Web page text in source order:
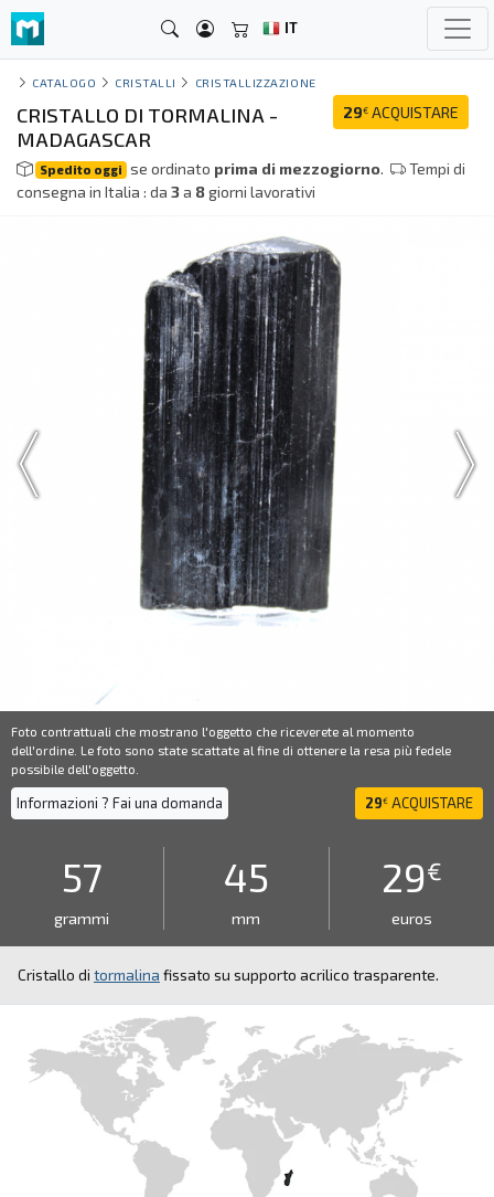
IT
CATALOGO CRISTALLI CRISTALLIZZAZIONE
29€ ACQUISTARE
CRISTALLO DI TORMALINA -
MADAGASCAR
Spedito oggi se ordinato prima di mezzogiorno.
Tempi di
consegna in Italia : da 3a 8giorni lavorativi
Foto contrattuali che mostrano l'oggetto che riceverete al momento
dell'ordine. Le foto sono state scattate al fine di ottenere la resa più fedele
possibile dell'oggetto.
Informazioni ? Fai una domanda 29€ ACQUISTARE
57
grammi
45
mm
29€
euros
Cristallo di tormalina fissato su supporto acrilico trasparente.